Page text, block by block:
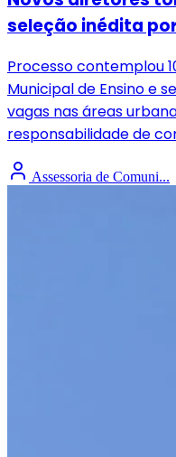
seleção inédita
Processo contemplou
Municipal de Ensino e
vagas nas áreas
responsabilidade de
Assessoria de Comuni...